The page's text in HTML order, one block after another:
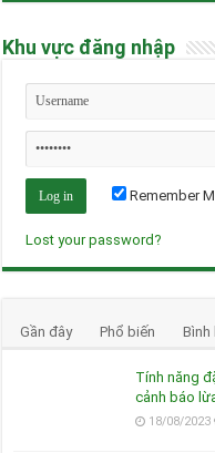
Khu vực đăng nhập
Remember
Lost your password?
Gần đây Phổ biến Bình
Tính năng
cảnh báo
18/08/2023